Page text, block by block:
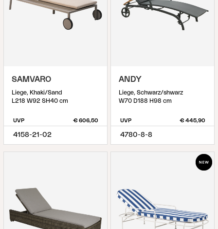
SAMVARO
Liege, Khaki/Sand
L218 W92 SH40 cm
UVP € 606,50
4158-21-02
ANDY
Liege, Schwarz/shwarz
W70 D188 H98 cm
UVP € 445,90
4780-8-8